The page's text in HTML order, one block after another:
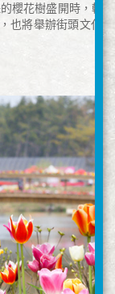
櫻花樹盛開時，輪
也將舉辦街頭文化